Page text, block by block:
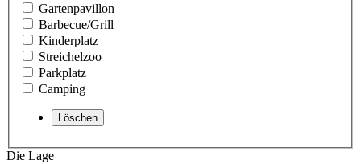
Gartenpavillon
Barbecue/Grill
Kinderplatz
Streichelzoo
Parkplatz
Camping
Die Lage